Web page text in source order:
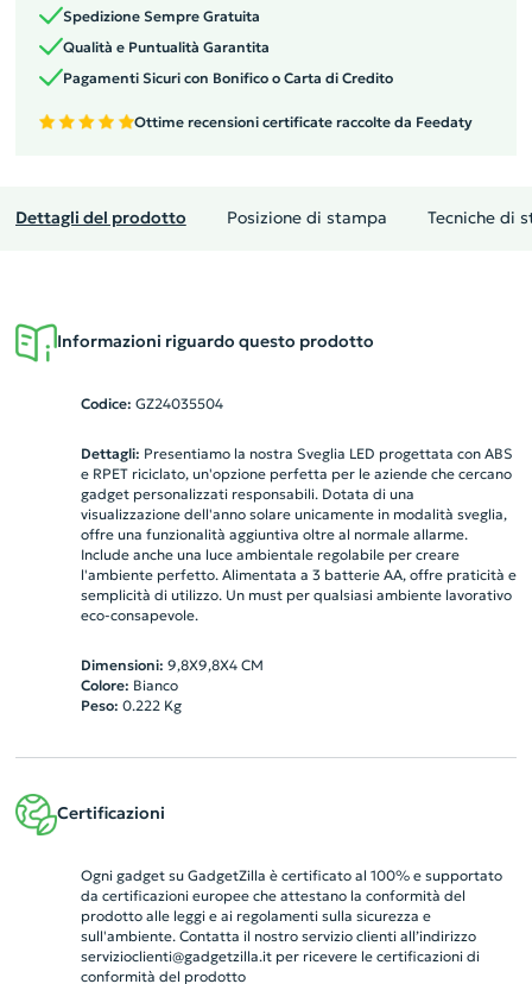
Spedizione Sempre Gratuita
Qualità e Puntualità Garantita
Pagamenti Sicuri con Bonifico o Carta di Credito
Ottime recensioni certificate raccolte da Feedaty
Dettagli del prodotto Posizione di stampa Tecniche di
Informazioni riguardo questo prodotto
Codice: GZ24035504
Dettagli: Presentiamo la nostra Sveglia LED progettata con ABS
e RPET riciclato, un'opzione perfetta per le aziende che cercano
gadget personalizzati responsabili. Dotata di una
visualizzazione dell'anno solare unicamente in modalità sveglia,
offre una funzionalità aggiuntiva oltre al normale allarme.
Include anche una luce ambientale regolabile per creare
l'ambiente perfetto. Alimentata a 3 batterie AA, offre praticità e
semplicità di utilizzo. Un must per qualsiasi ambiente lavorativo
eco-consapevole.
Dimensioni: 9,8X9,8X4 CM
Colore: Bianco
Peso: 0.222 Kg
Certificazioni
Ogni gadget su GadgetZilla è certificato al 100% e supportato
da certificazioni europee che attestano la conformità del
prodotto alle leggi e ai regolamenti sulla sicurezza e
sull'ambiente. Contatta il nostro servizio clienti all’indirizzo
servizioclienti@gadgetzilla.itper ricevere le certificazioni di
conformità del prodotto